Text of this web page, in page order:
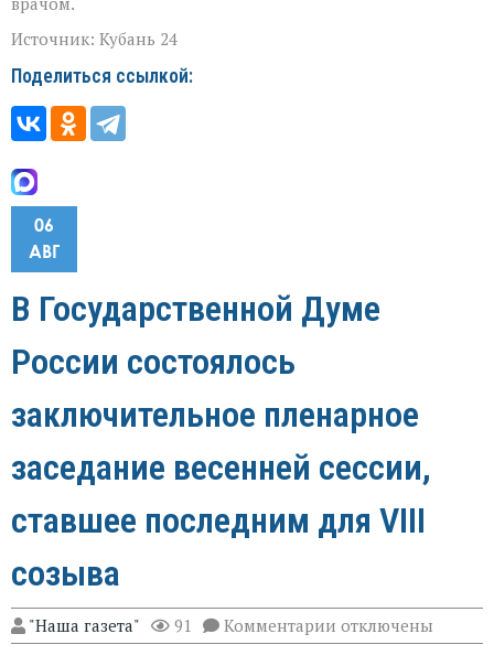
Источник: Кубань 24
Поделиться ссылкой:
06
АВГ
В Государственной Думе
России состоялось
заключительное пленарное
заседание весенней сессии,
ставшее последним для VIII
созыва
"Наша газета" 91 Комментарии к
записи
отключены